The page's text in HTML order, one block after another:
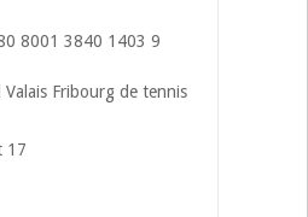
8001 3840 1403 9
Valais Fribourg de tennis
17